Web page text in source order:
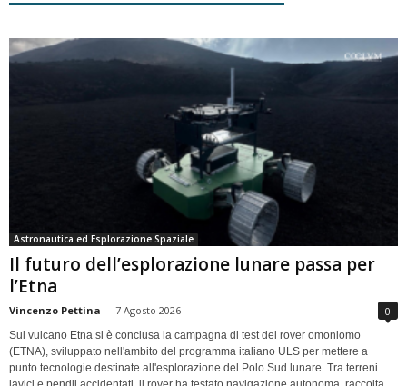
Astronautica ed Esplorazione Spaziale
Il futuro dell’esplorazione lunare passa per
l’Etna
Vincenzo Pettina - 7 Agosto 2026 0
Sul vulcano Etna si è conclusa la campagna di test del rover omoniomo
(ETNA), sviluppato nell'ambito del programma italiano ULS per mettere a
punto tecnologie destinate all'esplorazione del Polo Sud lunare. Tra terreni